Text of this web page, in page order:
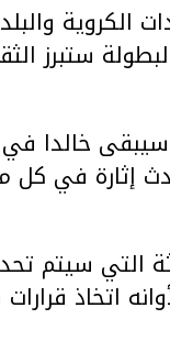
الكروية
ستبرز
خالدا في
إثارة في كل
التي سيتم
اتخاذ